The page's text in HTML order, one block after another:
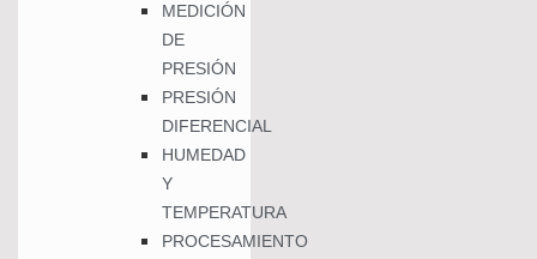
MEDICIÓN
DE
PRESIÓN
PRESIÓN
DIFERENCIAL
HUMEDAD
Y
TEMPERATURA
PROCESAMIENTO